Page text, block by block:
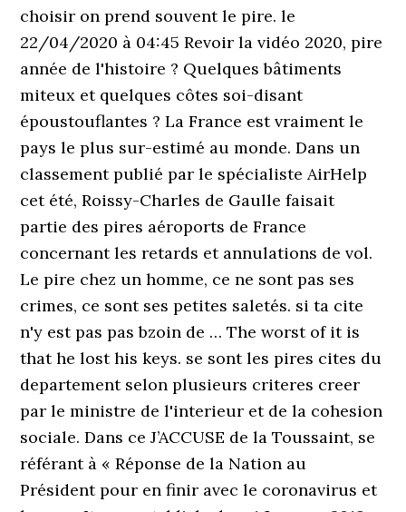
choisir on prend souvent le pire. le
22/04/2020 à 04:45 Revoir la vidéo 2020, pire
année de l'histoire ? Quelques bâtiments
miteux et quelques côtes soi-disant
époustouflantes ? La France est vraiment le
pays le plus sur-estimé au monde. Dans un
classement publié par le spécialiste AirHelp
cet été, Roissy-Charles de Gaulle faisait
partie des pires aéroports de France
concernant les retards et annulations de vol.
Le pire chez un homme, ce ne sont pas ses
crimes, ce sont ses petites saletés. si ta cite
n'y est pas pas bzoin de … The worst of it is
that he lost his keys. se sont les pires cites du
departement selon plusieurs criteres creer
par le ministre de l'interieur et de la cohesion
sociale. Dans ce J’ACCUSE de la Toussaint, se
référant à « Réponse de la Nation au
Président pour en finir avec le coronavirus et